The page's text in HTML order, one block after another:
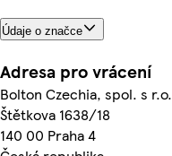
Údaje o značce
Adresa pro vrácení
Bolton Czechia, spol. s r.o.
Štětkova 1638/18
140 00 Praha 4